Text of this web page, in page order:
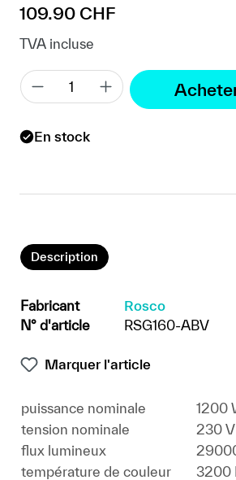
Prix régulier :
109.90 CHF
TVA incluse
En stock
Description
Fabricant
Rosco
N° d'article
RSG160-ABV
Marquer l'article
puissance nominale
1200
tension nominale
230 V
flux lumineux
température de couleur
3200